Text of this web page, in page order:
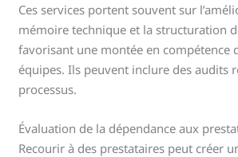
Ces services portent souvent sur
mémoire technique et la structuration
favorisant une montée en compétence
équipes. Ils peuvent inclure des audits
processus.
Évaluation de la dépendance aux
Recourir à des prestataires peut créer